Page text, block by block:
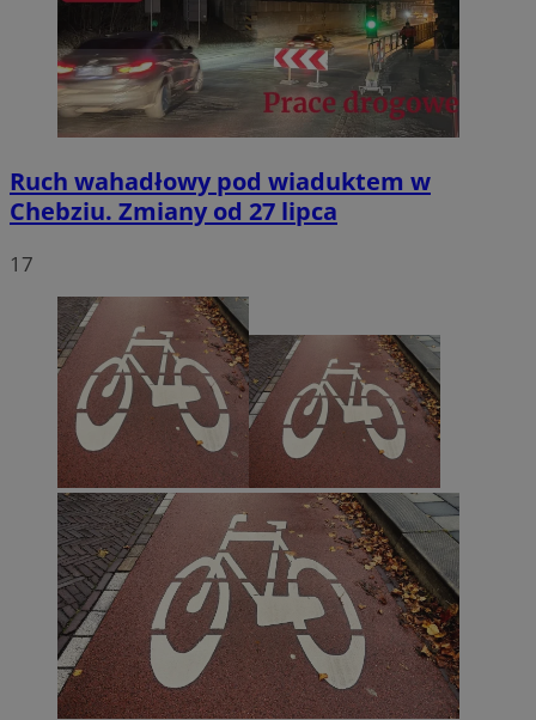
Ruch wahadłowy pod wiaduktem w
Chebziu. Zmiany od 27 lipca
17